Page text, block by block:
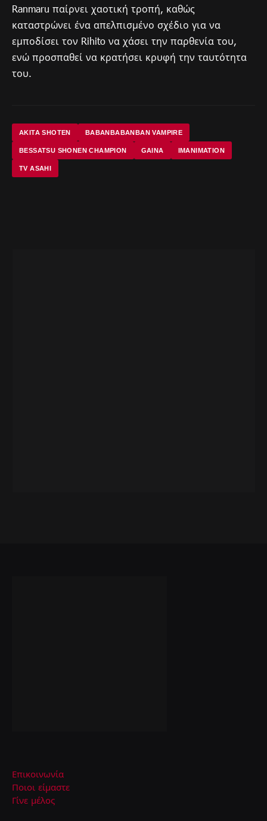
Ranmaru παίρνει χαοτική τροπή, καθώς
καταστρώνει ένα απελπισμένο σχέδιο για να
εμποδίσει τον Rihito να χάσει την παρθενία του,
ενώ προσπαθεί να κρατήσει κρυφή την ταυτότητα
του.
AKITA SHOTEN BABANBABANBAN VAMPIRE
BESSATSU SHONEN CHAMPION GAINA IMANIMATION
TV ASAHI
Επικοινωνία
Ποιοι είμαστε
Γίνε μέλος